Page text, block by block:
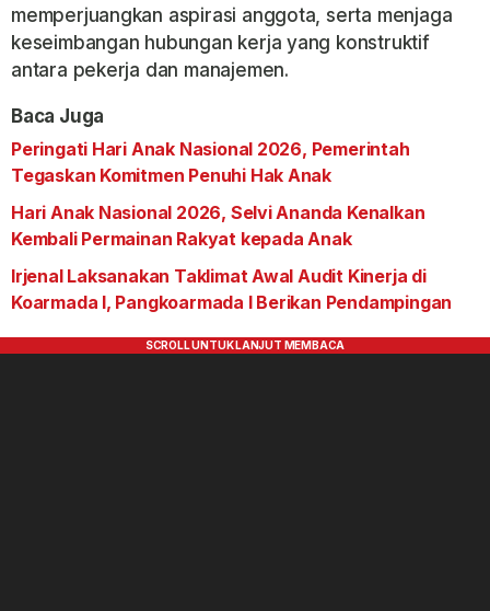
memperjuangkan aspirasi anggota, serta menjaga
keseimbangan hubungan kerja yang konstruktif
antara pekerja dan manajemen.
Baca Juga
Peringati Hari Anak Nasional 2026, Pemerintah
Tegaskan Komitmen Penuhi Hak Anak
Hari Anak Nasional 2026, Selvi Ananda Kenalkan
Kembali Permainan Rakyat kepada Anak
Irjenal Laksanakan Taklimat Awal Audit Kinerja di
Koarmada I, Pangkoarmada I Berikan Pendampingan